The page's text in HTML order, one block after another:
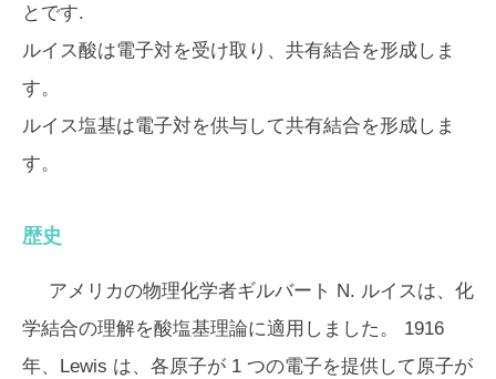
とです.
ルイス酸は電子対を受け取り、共有結合を形成しま
す。
ルイス塩基は電子対を供与して共有結合を形成しま
す。
歴史
アメリカの物理化学者ギルバート N. ルイスは、化
学結合の理解を酸塩基理論に適用しました。 1916
年、Lewis は、各原子が 1 つの電子を提供して原子が